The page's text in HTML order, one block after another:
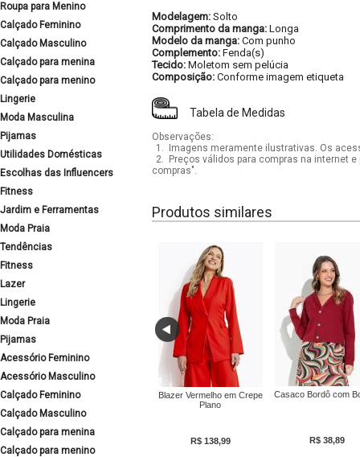
Roupa para Menino
Calçado Feminino
Calçado Masculino
Calçado para menina
Calçado para menino
Lingerie
Moda Masculina
Pijamas
Utilidades Domésticas
Escolhas das Influencers
Fitness
Jardim e Ferramentas
Moda Praia
Tendências
Fitness
Lazer
Lingerie
Moda Praia
Pijamas
Acessório Feminino
Acessório Masculino
Calçado Feminino
Calçado Masculino
Calçado para menina
Calçado para menino
Modelagem: Solto
Comprimento da manga: Longa
Modelo da manga: Com punho
Complemento: Fenda(s)
Tecido: Moletom sem pelúcia
Composição: Conforme imagem etiqueta
Tabela de Medidas
Observações:
1.
Imagens meramente ilustrativas. Os
2.
Preços válidos para compras na internet
compras".
Produtos similares
Blazer Vermelho em Crepe
Plano
R$ 138,99
Casaco Bordô com
R$ 38,89